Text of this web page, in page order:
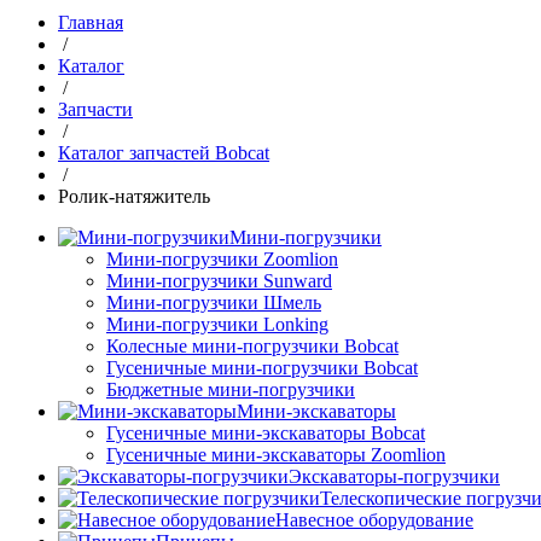
Главная
/
Каталог
/
Запчасти
/
Каталог запчастей Bobcat
/
Ролик-натяжитель
Мини-погрузчики
Мини-погрузчики Zoomlion
Мини-погрузчики Sunward
Мини-погрузчики Шмель
Мини-погрузчики Lonking
Колесные мини-погрузчики Bobcat
Гусеничные мини-погрузчики Bobcat
Бюджетные мини-погрузчики
Мини-экскаваторы
Гусеничные мини-экскаваторы Bobcat
Гусеничные мини-экскаваторы Zoomlion
Экскаваторы-погрузчики
Телескопические
Навесное оборудование